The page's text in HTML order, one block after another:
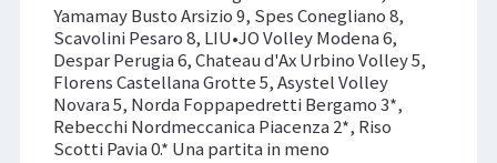
Yamamay Busto Arsizio 9, Spes Conegliano 8,
Scavolini Pesaro 8, LIU•JO Volley Modena 6,
Despar Perugia 6, Chateau d'Ax Urbino Volley 5,
Florens Castellana Grotte 5, Asystel Volley
Novara 5, Norda Foppapedretti Bergamo 3*,
Rebecchi Nordmeccanica Piacenza 2*, Riso
Scotti Pavia 0.* Una partita in meno